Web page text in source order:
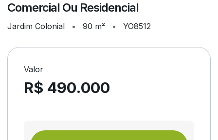
Comercial Ou Residencial
Jardim Colonial • 90 m² • YO8512
Valor
R$ 490.000